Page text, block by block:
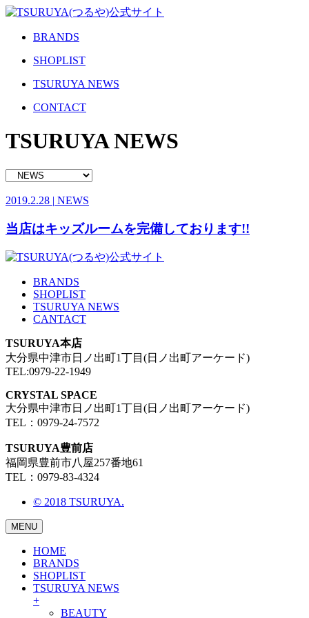
BRANDS
SHOPLIST
TSURUYA NEWS
CONTACT
TSURUYA NEWS
2019.2.28 | NEWS
当店はキッズルームを完備しております!!
BRANDS
SHOPLIST
TSURUYA NEWS
CANTACT
TSURUYA本店
大分県中津市日ノ出町1丁目(日ノ出町アーケード)
TEL:0979-22-1949
CRYSTAL SPACE
大分県中津市日ノ出町1丁目(日ノ出町アーケード)
TEL：0979-24-7572
TSURUYA豊前店
福岡県豊前市八屋257番地61
TEL：0979-83-4324
© 2018 TSURUYA.
MENU
HOME
BRANDS
SHOPLIST
TSURUYA NEWS
+
BEAUTY